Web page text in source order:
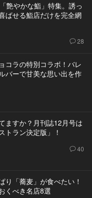
艶やかな鮨」特集。誘っ
ばせる鮨店だけを完全網
28
コラの特別コラボ！バレ
バーで甘美な思い出を作
ますか？月刊誌12月号は
トラン決定版」！
40
り「蕎麦」が食べたい！
くべき名店8選